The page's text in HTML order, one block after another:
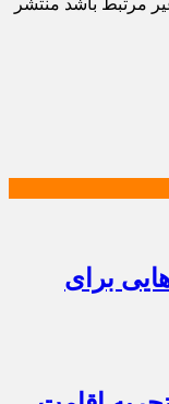
مرتبط باشد منتشر
برای